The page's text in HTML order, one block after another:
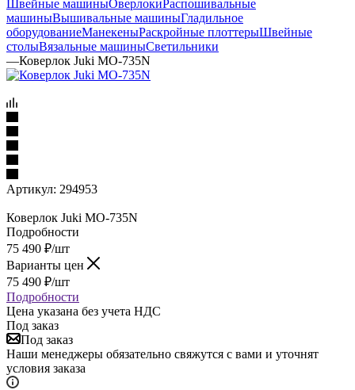
Швейные машиныОверлокиРаспошивальные
машиныВышивальные машиныГладильное
оборудованиеМанекеныРаскройные плоттерыШвейные
столыВязальные машиныСветильники
—Коверлок Juki MO-735N
Артикул: 294953
Коверлок Juki MO-735N
Подробности
75 490 ₽/шт
Варианты цен
75 490 ₽/шт
Подробности
Цена указана без учета НДС
Под заказ
Под заказ
Наши менеджеры обязательно свяжутся с вами и уточнят
условия заказа